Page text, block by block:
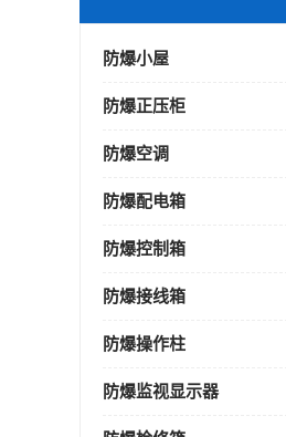
防爆小屋
防爆正压柜
防爆空调
防爆配电箱
防爆控制箱
防爆接线箱
防爆操作柱
防爆监视显示器